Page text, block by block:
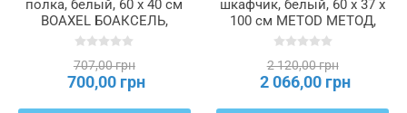
полка, белый, 60 x 40 см
BOAXEL БОАКСЕЛЬ,
504.495.87
707,00 грн
700,00 грн
шкафчик, белый, 60 x 37 x
100 см METOD МЕТОД,
202.055.38
2 120,00 грн
2 066,00 грн